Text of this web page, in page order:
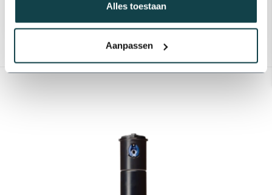
Alles toestaan
Aanpassen
Toon1-14van 14